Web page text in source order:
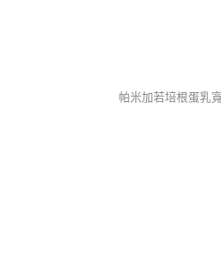
帕米加若培根蛋乳